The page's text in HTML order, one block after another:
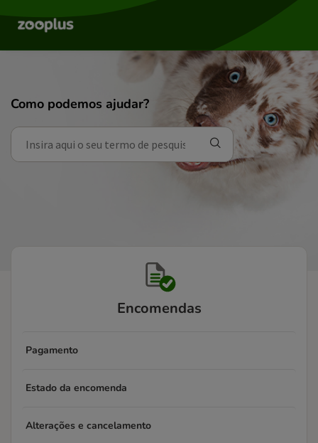
Como podemos ajudar?
Encomendas
Pagamento
Estado da encomenda
Alterações e cancelamento